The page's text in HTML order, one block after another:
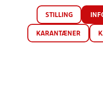
STILLING
KARANTÆNER